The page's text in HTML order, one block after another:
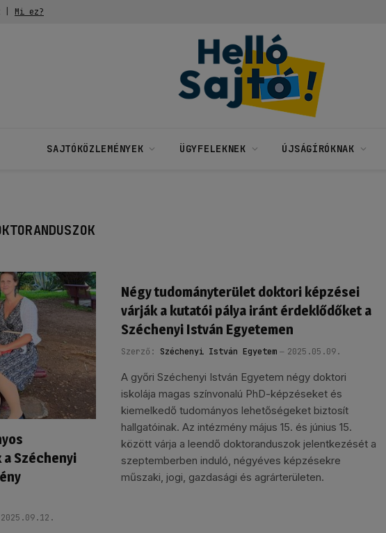
| Mi ez?
SAJTÓKÖZLEMÉNYEK ÜGYFELEKNEK ÚJSÁGÍRÓKNAK
Széchenyi
2025.09.12.
Négy tudományterület doktori képzései
várják a kutatói pálya iránt érdeklődőket a
Széchenyi István Egyetemen
Szerző: Széchenyi István Egyetem 2025.05.09.
A győri Széchenyi István Egyetem négy doktori
iskolája magas színvonalú PhD-képzéseket és
kiemelkedő tudományos lehetőségeket biztosít
hallgatóinak. Az intézmény május 15. és június 15.
között várja a leendő doktoranduszok jelentkezését a
szeptemberben induló, négyéves képzésekre
műszaki, jogi, gazdasági és agrárterületen.